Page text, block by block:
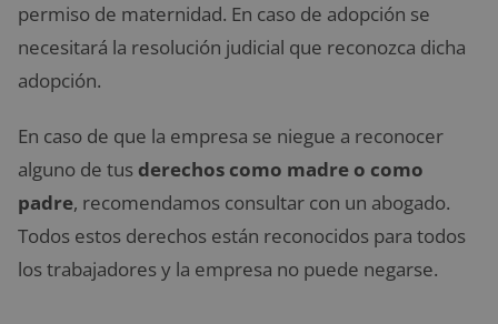
permiso de maternidad. En caso de adopción se
necesitará la resolución judicial que reconozca dicha
adopción.
En caso de que la empresa se niegue a reconocer
alguno de tus derechos como madre o como
padre, recomendamos consultar con un abogado.
Todos estos derechos están reconocidos para todos
los trabajadores y la empresa no puede negarse.